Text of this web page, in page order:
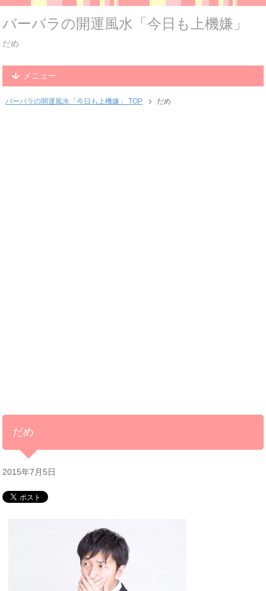
バーバラの開運風水「今日も上機嫌」
だめ
メニュー
バーバラの開運風水「今日も上機嫌」 TOP だめ
だめ
2015年7月5日